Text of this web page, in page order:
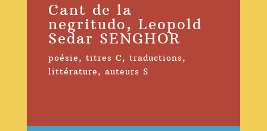
Cant de la
negritudo, Leopold
Sedar SENGHOR
poésie, titres C, traductions,
littérature, auteurs S